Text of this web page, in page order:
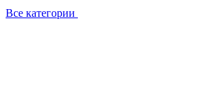
Все категории